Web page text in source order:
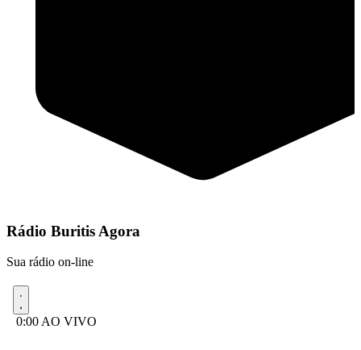
Rádio Buritis Agora
Sua rádio on-line
0:00AO VIVO